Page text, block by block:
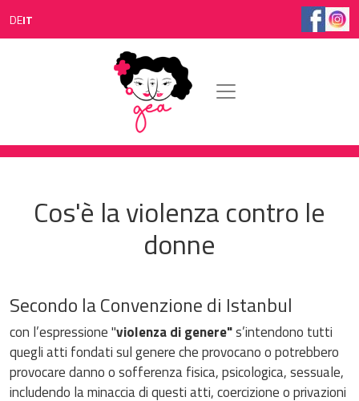
Salta al contenuto principale
DEIT
Cos'è la violenza contro le
donne
Secondo la Convenzione di Istanbul
con l’espressione "violenza di genere"s’intendono tutti
quegli atti fondati sul genere che provocano o potrebbero
provocare danno o sofferenza fisica, psicologica, sessuale,
includendo la minaccia di questi atti, coercizione o privazioni